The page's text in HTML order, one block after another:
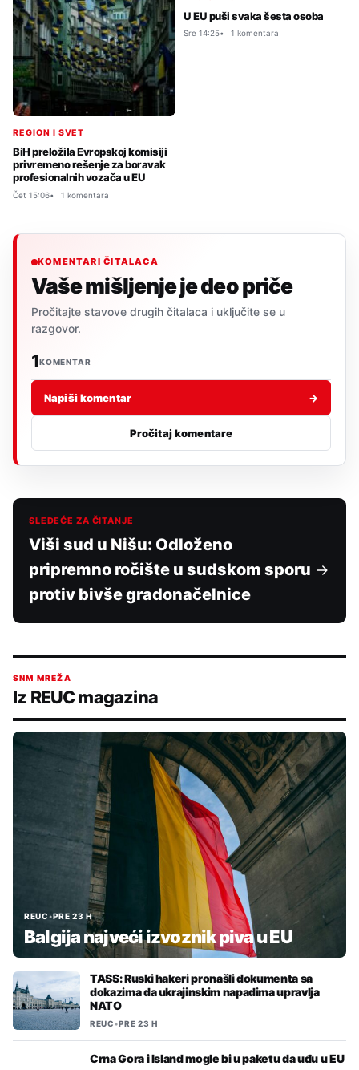
REGION I SVET
BiH preložila Evropskoj komisiji
privremeno rešenje za boravak
profesionalnih vozača u EU
Čet 15:06 1 komentara
U EU puši svaka šesta osoba
Sre 14:25 1 komentara
KOMENTARI ČITALACA
Vaše mišljenje je deo priče
Pročitajte stavove drugih čitalaca i uključite se u
razgovor.
1KOMENTAR
Napiši komentar →
Pročitaj komentare
SLEDEĆE ZA ČITANJE
Viši sud u Nišu: Odloženo
pripremno ročište u sudskom sporu
protiv bivše gradonačelnice
SNM MREŽA
Iz REUC magazina
REUC•PRE 23 H
Balgija najveći izvoznik piva u EU
TASS: Ruski hakeri pronašli dokumenta sa
dokazima da ukrajinskim napadima upravlja
NATO
REUC•PRE 23 H
Crna Gora i Island mogle bi u paketu da uđu u EU